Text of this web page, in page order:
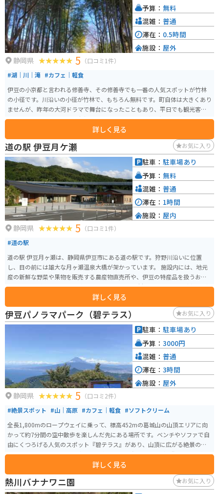
静岡県 5 （口コミ1件）
#湖｜川｜滝 #カフェ｜軽食
伊豆の小京都と言われる修善寺、その修善寺でも一番の人気スポットが竹林
の小径です。川沿いの小径が竹林で、もちろん無料です。町自体は大きくあり
ませんが、昨年の大河ドラマで舞台になったこともあり、平日でも観光客が
ちらほらといます。周辺は寺社めぐりだけでなく、日帰り温泉、足湯、美味
詳しく見る
予算： 無料
混雑： 普通
滞在： 0.5時間
施設： 屋外
道の駅 伊豆月ケ瀬 お気に入り
静岡県 5 （口コミ1件）
#道の駅
道の駅 伊豆月ヶ瀬は、静岡県伊豆市にある道の駅です。狩野川沿いに位置
し、目の前には雄大な月ヶ瀬温泉大橋が架かっています。 施設内には、地元
産の新鮮な野菜や果物を販売する農産物直売所や、伊豆の特産品を扱うお土
産コーナーがあります。 食事処では、地元産の食材を使った蕎麦や猪鍋など
も人気があります。 周辺には、伊豆スカイラインや西伊豆スカイラインなど
のワインディングロードがあり、多くのライダーが訪れます。道の駅には、
バイクスタンドや休憩スペースも用意されているので、ツーリングの休憩に
れを癒したり、思い思いの時間を過ごすことができます。
詳しく見る
駐車： 駐車場あり
予算： 無料
混雑： 普通
滞在： 1時間
施設： 屋内
伊豆パノラマパーク（碧テラス） お気に入り
静岡県 5 （口コミ2件）
#絶景スポット #山｜高原 #カフェ｜軽食 #ソフトクリーム
全長1,800mのロープウェイに乗って、標高452mの葛城山の山頂エリアに向
かって約7分間の空中散歩を楽しんだ先にある場所です。ベンチやソファで自
由にくつろげる人気のスポット『碧テラス』があり、山頂に広がる絶景のオ
ープンテラスでコーヒーを片手に、富士山や三島、沼津などの街並みを一望
できます。他にもフードやドリンクを味わいながら、ふかふかのマットでリ
ラックスできる完全予約制のプライベートラウンジやのんびりと過ごせる足
湯など見どころがたくさんあります。
詳しく見る
駐車： 駐車場あり
予算： 3000円
混雑： 普通
滞在： 3時間
施設： 屋外
熱川バナナワニ園 お気に入り